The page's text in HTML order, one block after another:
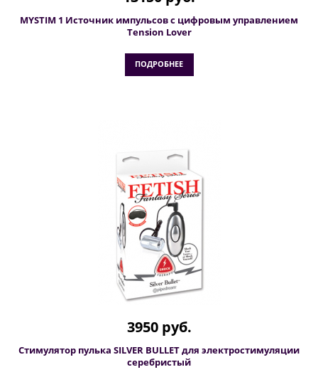
MYSTIM 1 Источник импульсов с цифровым управлением
Tension Lover
ПОДРОБНЕЕ
3950 руб.
Стимулятор пулька SILVER BULLET для электростимуляции
серебристый